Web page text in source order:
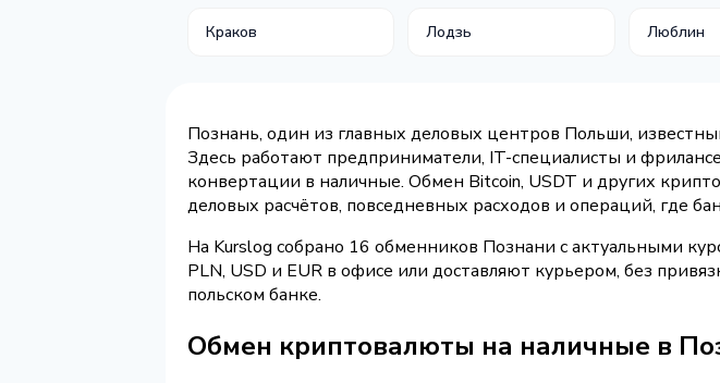
Краков Лодзь Люблин
Познань, один из главных деловых центров Польши,
Здесь работают предприниматели, IT-специалисты и
конвертации в наличные. Обмен Bitcoin, USDT и других
деловых расчётов, повседневных расходов и операций, где
На Kurslog собрано 16 обменников Познани с актуальными
PLN, USD и EUR в офисе или доставляют курьером, без
польском банке.
Обмен криптовалюты на наличные в